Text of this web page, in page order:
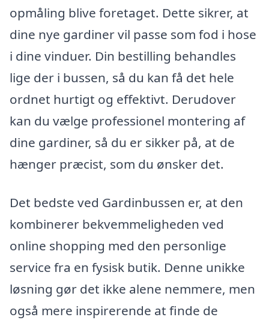
opmåling blive foretaget. Dette sikrer, at
dine nye gardiner vil passe som fod i hose
i dine vinduer. Din bestilling behandles
lige der i bussen, så du kan få det hele
ordnet hurtigt og effektivt. Derudover
kan du vælge professionel montering af
dine gardiner, så du er sikker på, at de
hænger præcist, som du ønsker det.
Det bedste ved Gardinbussen er, at den
kombinerer bekvemmeligheden ved
online shopping med den personlige
service fra en fysisk butik. Denne unikke
løsning gør det ikke alene nemmere, men
også mere inspirerende at finde de